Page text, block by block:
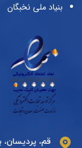
بنیاد ملی نخبگان
قم، پردیسان،